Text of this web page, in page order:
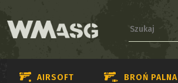
AIRSOFT BROŃ PALNA